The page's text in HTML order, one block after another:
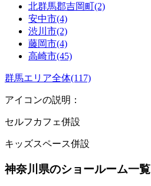
北群馬郡吉岡町(2)
安中市(4)
渋川市(2)
藤岡市(4)
高崎市(45)
群馬エリア全体(117)
アイコンの説明：
セルフカフェ併設
キッズスペース併設
神奈川県のショールーム一覧